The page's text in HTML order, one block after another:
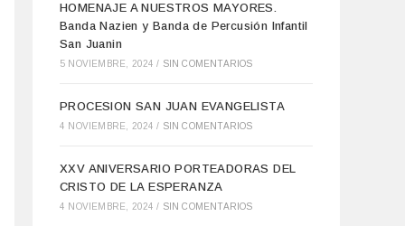
HOMENAJE A NUESTROS MAYORES.
Banda Nazien y Banda de Percusión Infantil
San Juanin
5 NOVIEMBRE, 2024 / SIN COMENTARIOS
PROCESION SAN JUAN EVANGELISTA
4 NOVIEMBRE, 2024 / SIN COMENTARIOS
XXV ANIVERSARIO PORTEADORAS DEL
CRISTO DE LA ESPERANZA
4 NOVIEMBRE, 2024 / SIN COMENTARIOS